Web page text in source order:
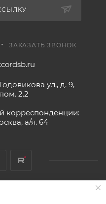
ЗАКАЗАТЬ ЗВОНОК
ул., д. 9,
2.2
корреспонденции:
а/я. 64
на то, что вся